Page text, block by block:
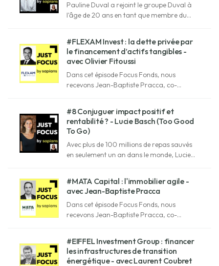
Pauline Duval a rejoint le groupe Duval à
l'âge de 20 ans en tant que membre du
immédiatement son dynamisme et sa
perspective contemporaine dans la
structure familiale.
#FLEXAM Invest : la dette privée par
le financement d’actifs tangibles -
avec Olivier Fitoussi
Dans cet épisode Focus Fonds, nous
recevons Jean-Baptiste Pracca, co-
#8 Conjuguer impact positif et
rentabilité ? - Lucie Basch (Too Good
To Go)
Avec plus de 100 millions de repas sauvés
en seulement un an dans le monde, Lucie
incompatibles !
#MATA Capital : l'immobilier agile -
avec Jean-Baptiste Pracca
Dans cet épisode Focus Fonds, nous
recevons Jean-Baptiste Pracca, co-
#EIFFEL Investment Group : financer
les infrastructures de transition
énergétique - avec Laurent Coubret